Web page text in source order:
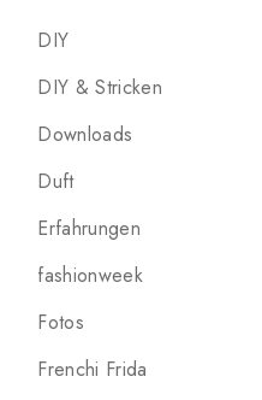
DIY
DIY & Stricken
Downloads
Duft
Erfahrungen
fashionweek
Fotos
Frenchi Frida